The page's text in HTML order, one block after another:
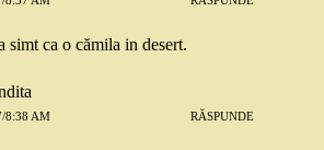
simt ca o cămila in desert.
8:38 AM RĂSPUNDE